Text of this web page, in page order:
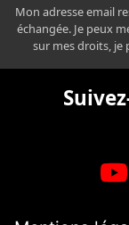
Mon adresse email
échangée. Je peux
sur mes droits, je